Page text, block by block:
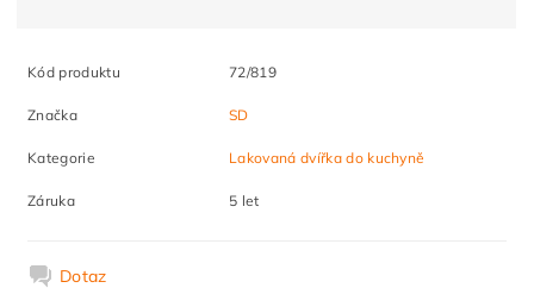
Kód produktu 72/819
Značka SD
Kategorie Lakovaná dvířka do kuchyně
Záruka 5 let
Dotaz